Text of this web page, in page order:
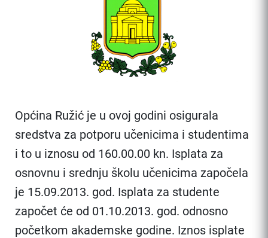
Općina Ružić je u ovoj godini osigurala
sredstva za potporu učenicima i studentima
i to u iznosu od 160.00.00 kn. Isplata za
osnovnu i srednju školu učenicima započela
je 15.09.2013. god. Isplata za studente
započet će od 01.10.2013. god. odnosno
početkom akademske godine. Iznos isplate